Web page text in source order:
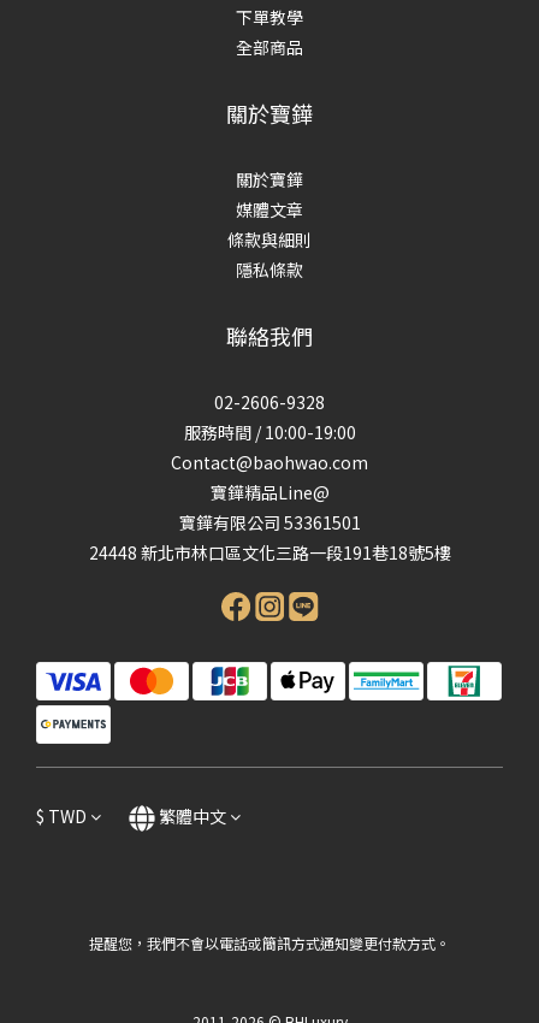
下單教學
全部商品
關於寶鏵
關於寶鏵
媒體文章
條款與細則
隱私條款
聯絡我們
02-2606-9328
服務時間 / 10:00-19:00
Contact@baohwao.com
寶鏵精品Line@
寶鏵有限公司 53361501
24448 新北市林口區文化三路一段191巷18號5樓
$ TWD 繁體中文
提醒您，我們不會以電話或簡訊方式通知變更付款方式。